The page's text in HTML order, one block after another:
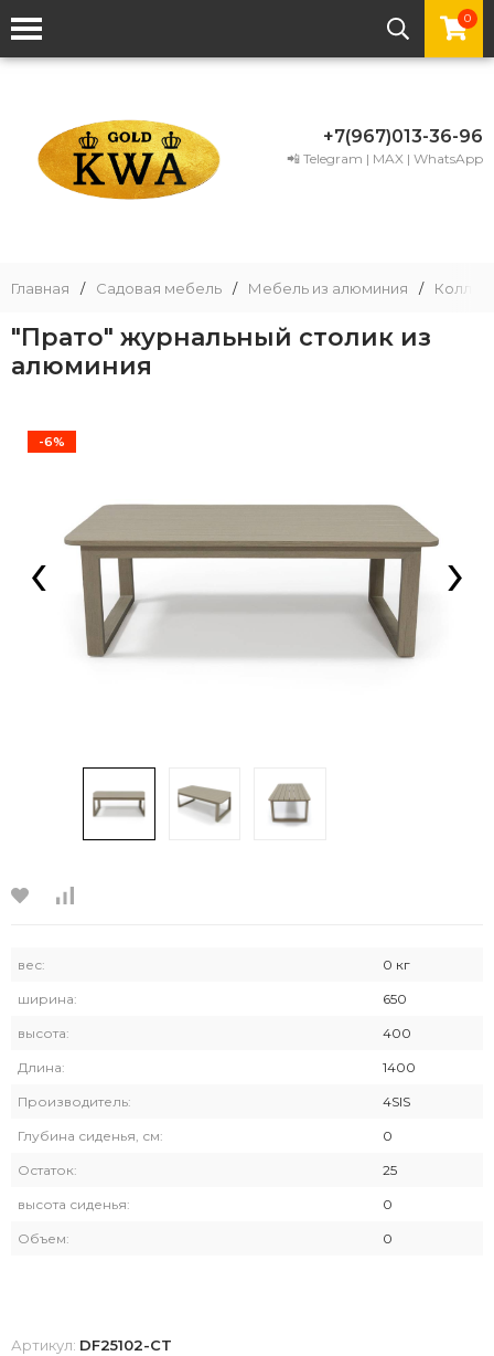
0
+7(967)013-36-96
📲 Telegram | MAX | WhatsApp
Главная / Садовая мебель / Мебель из алюминия /
"Прато" журнальный столик из
алюминия
-6%
‹ ›
вес: 0 кг
ширина: 650
высота: 400
Длина: 1400
Производитель: 4SIS
Глубина сиденья, см: 0
Остаток: 25
высота сиденья: 0
Объем: 0
Артикул: DF25102-СT